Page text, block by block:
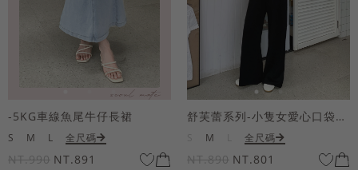
-5KG車線魚尾牛仔長裙
S M L 全尺碼
NT.990 NT.891
舒芙蕾系列-小隻女愛心口袋寬褲
M 全尺碼
NT.890 NT.801